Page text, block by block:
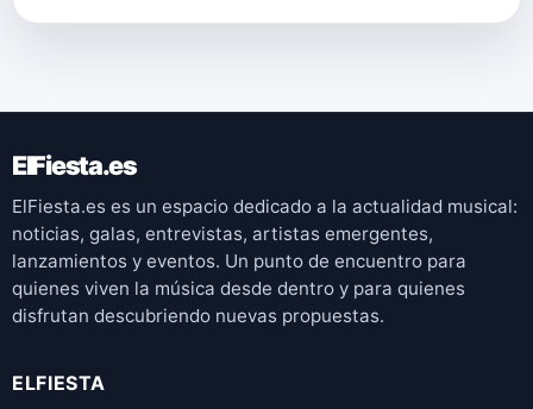
ElFiesta.es
ElFiesta.es es un espacio dedicado a la actualidad musical:
noticias, galas, entrevistas, artistas emergentes,
lanzamientos y eventos. Un punto de encuentro para
quienes viven la música desde dentro y para quienes
disfrutan descubriendo nuevas propuestas.
ELFIESTA